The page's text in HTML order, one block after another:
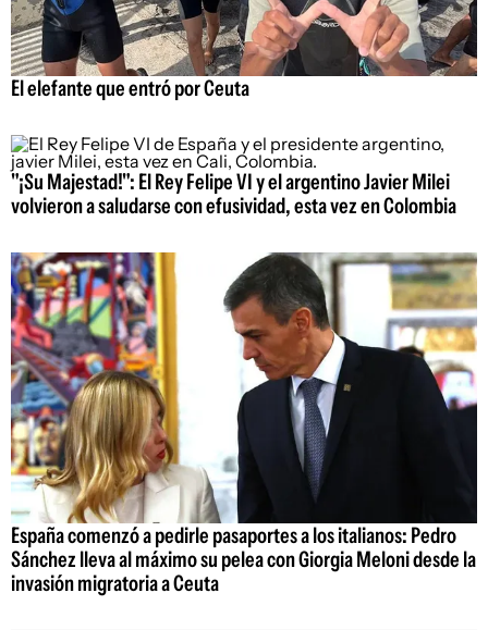
El elefante que entró por Ceuta
"¡Su Majestad!": El Rey Felipe VI y el argentino Javier Milei
volvieron a saludarse con efusividad, esta vez en Colombia
España comenzó a pedirle pasaportes a los italianos: Pedro
Sánchez lleva al máximo su pelea con Giorgia Meloni desde la
invasión migratoria a Ceuta